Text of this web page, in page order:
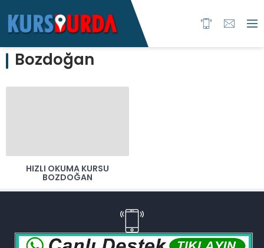
Bozdoğan
HIZLI OKUMA KURSU
BOZDOĞAN